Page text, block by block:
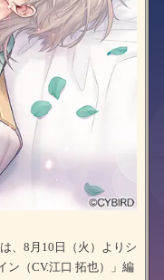
、8月10日（火）よりシ
ン（CV.江口 拓也）」編